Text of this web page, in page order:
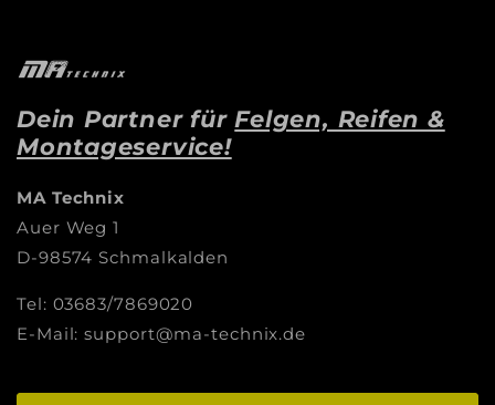
Dein Partner fürFelgen, Reifen &
Montageservice!
MA Technix
Auer Weg 1
D-98574 Schmalkalden
Tel: 03683/7869020
E-Mail: support@ma-technix.de